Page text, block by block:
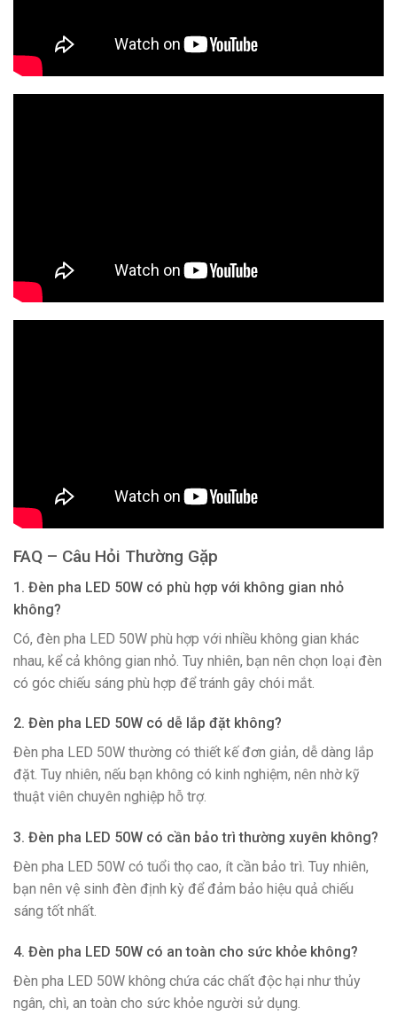
FAQ – Câu Hỏi Thường Gặp
1. Đèn pha LED 50W có phù hợp với không gian nhỏ
không?
Có, đèn pha LED 50W phù hợp với nhiều không gian khác
nhau, kể cả không gian nhỏ. Tuy nhiên, bạn nên chọn loại đèn
có góc chiếu sáng phù hợp để tránh gây chói mắt.
2. Đèn pha LED 50W có dễ lắp đặt không?
Đèn pha LED 50W thường có thiết kế đơn giản, dễ dàng lắp
đặt. Tuy nhiên, nếu bạn không có kinh nghiệm, nên nhờ kỹ
thuật viên chuyên nghiệp hỗ trợ.
3. Đèn pha LED 50W có cần bảo trì thường xuyên không?
Đèn pha LED 50W có tuổi thọ cao, ít cần bảo trì. Tuy nhiên,
bạn nên vệ sinh đèn định kỳ để đảm bảo hiệu quả chiếu
sáng tốt nhất.
4. Đèn pha LED 50W có an toàn cho sức khỏe không?
Đèn pha LED 50W không chứa các chất độc hại như thủy
ngân, chì, an toàn cho sức khỏe người sử dụng.